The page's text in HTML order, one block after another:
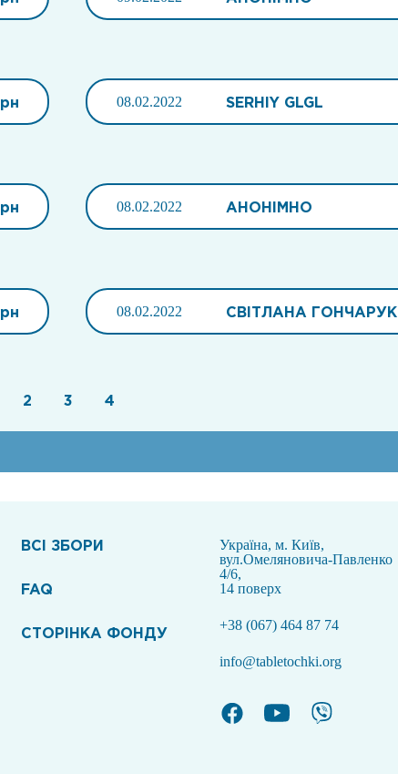
08.02.2022 SERHIY GLGL
08.02.2022 АНОНІМНО
08.02.2022 СВІТЛАНА ГОНЧАРУК
2 3 4
ВСI ЗБОРИ
FAQ
СТОРІНКА ФОНДУ
Україна, м. Київ,
вул.Омеляновича-Павленко
4/6,
14 поверх
+38 (067) 464 87 74
info@tabletochki.org